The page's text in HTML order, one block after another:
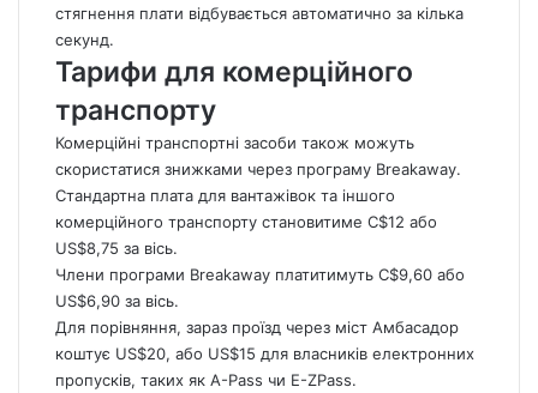
стягнення плати відбувається автоматично за кілька
секунд.
Тарифи для комерційного
транспорту
Комерційні транспортні засоби також можуть
скористатися знижками через програму Breakaway.
Стандартна плата для вантажівок та іншого
комерційного транспорту становитиме C$12 або
US$8,75 за вісь.
Члени програми Breakaway платитимуть C$9,60 або
US$6,90 за вісь.
Для порівняння, зараз проїзд через міст Амбасадор
коштує US$20, або US$15 для власників електронних
пропусків, таких як A-Pass чи E-ZPass.